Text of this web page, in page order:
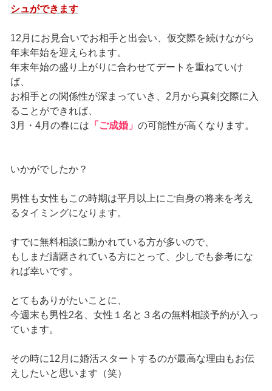
シュができます
12月にお見合いでお相手と出会い、仮交際を続けながら
年末年始を迎えられます。
年末年始の盛り上がりに合わせてデートを重ねていけ
ば、
お相手との関係性が深まっていき、2月から真剣交際に入
ることができれば、
3月・4月の春には 「ご成婚」 の可能性が高くなります。
いかがでしたか？
男性も女性もこの時期は平月以上にご自身の将来を考え
るタイミングになります。
すでに無料相談に動かれている方が多いので、
もしまだ躊躇されている方にとって、少しでも参考にな
れば幸いです。
とてもありがたいことに、
今週末も男性2名、女性１名と３名の無料相談予約が入っ
ています。
その時に12月に婚活スタートするのが最高な理由もお伝
えしたいと思います（笑）